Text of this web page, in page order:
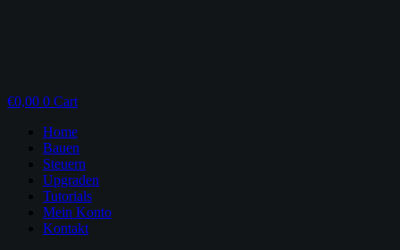
€0,00 0 Cart
Home
Bauen
Steuern
Upgraden
Tutorials
Mein Konto
Kontakt